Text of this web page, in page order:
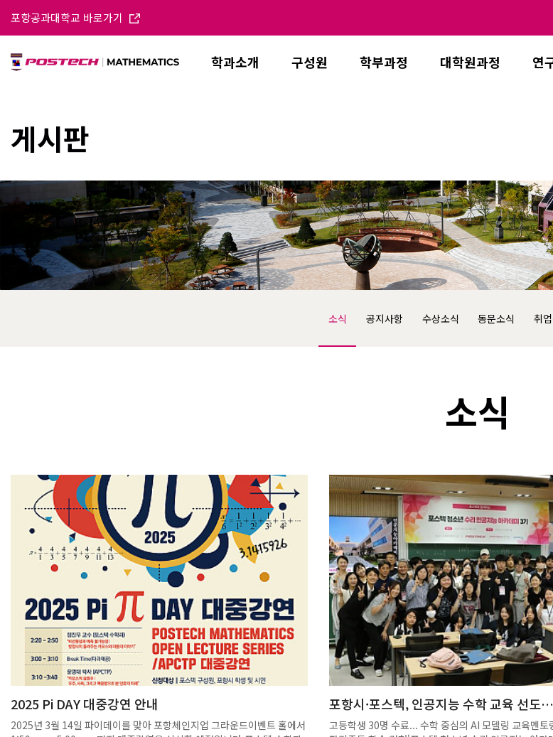
포항공과대학교 바로가기
학과소개 구성원 학부과정 대학원과정 연
게시판
소식 공지사항 수상소식 동문소식 취
소식
2025 Pi DAY 대중강연 안내
2025년 3월 14일 파이데이를 맞아 포항체인지업 그라운드이벤트 홀에서
포항시·포스텍, 인공지능 수학 교육 선도
데미 3기 성료
고등학생 30명 수료... 수학 중심의 AI 모델링 교육멘토